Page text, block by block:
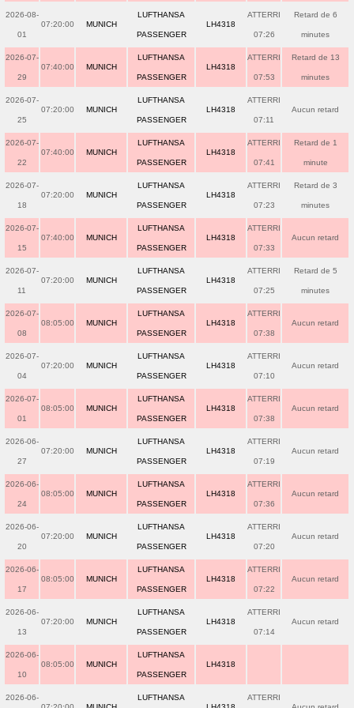
2026-08-
01
07:20:00 MUNICH
LUFTHANSA
PASSENGER
LH4318
ATTERRI
07:26
Retard de 6
minutes
2026-07-
29
07:40:00 MUNICH
LUFTHANSA
PASSENGER
LH4318
ATTERRI
07:53
Retard de 13
minutes
2026-07-
25
07:20:00 MUNICH
LUFTHANSA
PASSENGER
LH4318
ATTERRI
07:11
Aucun retard
2026-07-
22
07:40:00 MUNICH
LUFTHANSA
PASSENGER
LH4318
ATTERRI
07:41
Retard de 1
minute
2026-07-
18
07:20:00 MUNICH
LUFTHANSA
PASSENGER
LH4318
ATTERRI
07:23
Retard de 3
minutes
2026-07-
15
07:40:00 MUNICH
LUFTHANSA
PASSENGER
LH4318
ATTERRI
07:33
Aucun retard
2026-07-
11
07:20:00 MUNICH
LUFTHANSA
PASSENGER
LH4318
ATTERRI
07:25
Retard de 5
minutes
2026-07-
08
08:05:00 MUNICH
LUFTHANSA
PASSENGER
LH4318
ATTERRI
07:38
Aucun retard
2026-07-
04
07:20:00 MUNICH
LUFTHANSA
PASSENGER
LH4318
ATTERRI
07:10
Aucun retard
2026-07-
01
08:05:00 MUNICH
LUFTHANSA
PASSENGER
LH4318
ATTERRI
07:38
Aucun retard
2026-06-
27
07:20:00 MUNICH
LUFTHANSA
PASSENGER
LH4318
ATTERRI
07:19
Aucun retard
2026-06-
24
08:05:00 MUNICH
LUFTHANSA
PASSENGER
LH4318
ATTERRI
07:36
Aucun retard
2026-06-
20
07:20:00 MUNICH
LUFTHANSA
PASSENGER
LH4318
ATTERRI
07:20
Aucun retard
2026-06-
17
08:05:00 MUNICH
LUFTHANSA
PASSENGER
LH4318
ATTERRI
07:22
Aucun retard
2026-06-
13
07:20:00 MUNICH
LUFTHANSA
PASSENGER
LH4318
ATTERRI
07:14
Aucun retard
2026-06-
10
08:05:00 MUNICH
LUFTHANSA
PASSENGER
LH4318
2026-06-
LUFTHANSA
ATTERRI